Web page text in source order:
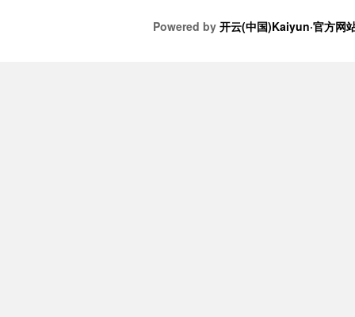
Powered by 开云(中国)Kaiyun·官方网